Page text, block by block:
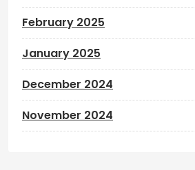
February 2025
January 2025
December 2024
November 2024